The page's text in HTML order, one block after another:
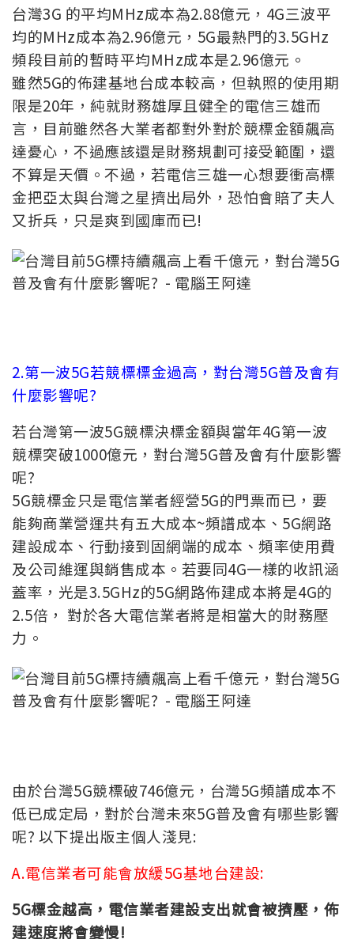
台灣3G 的平均MHz成本為2.88億元，4G三波平
均的MHz成本為2.96億元，5G最熱門的3.5GHz
頻段目前的暫時平均MHz成本是2.96億元。
雖然5G的佈建基地台成本較高，但執照的使用期
限是20年，純就財務雄厚且健全的電信三雄而
言，目前雖然各大業者都對外對於競標金額飆高
達憂心，不過應該還是財務規劃可接受範圍，還
不算是天價。不過，若電信三雄一心想要衝高標
金把亞太與台灣之星擠出局外，恐怕會賠了夫人
又折兵，只是爽到國庫而已!
2.第一波5G若競標標金過高，對台灣5G普及會有
什麼影響呢?
若台灣第一波5G競標決標金額與當年4G第一波
競標突破1000億元，對台灣5G普及會有什麼影響
呢?
5G競標金只是電信業者經營5G的門票而已，要
能夠商業營運共有五大成本~頻譜成本、5G網路
建設成本、行動接到固網端的成本、頻率使用費
及公司維運與銷售成本。若要同4G一樣的收訊涵
蓋率，光是3.5GHz的5G網路佈建成本將是4G的
2.5倍， 對於各大電信業者將是相當大的財務壓
力。
由於台灣5G競標破746億元，台灣5G頻譜成本不
低已成定局，對於台灣未來5G普及會有哪些影響
呢? 以下提出版主個人淺見:
A.電信業者可能會放緩5G基地台建設:
5G標金越高，電信業者建設支出就會被擠壓，佈
建速度將會變慢!